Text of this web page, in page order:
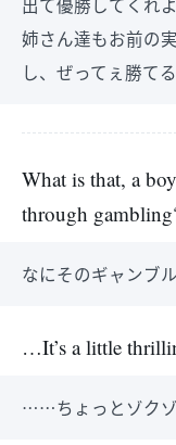
姉さん達もお前の
し、ぜってぇ勝て
What is that, a
through
なにそのギャンブ
…It’s a little
……ちょっとゾクゾ